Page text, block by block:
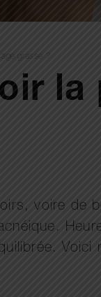
grasse ?
la
voire de
Voici